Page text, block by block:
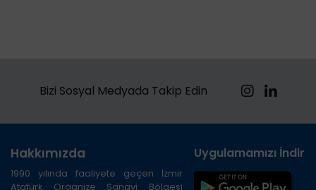
Bizi Sosyal Medyada Takip Edin
Hakkımızda
1990 yılında faaliyete geçen İzmir
Atatürk Organize Sanayi Bölgesi
Uygulamamızı İndirin